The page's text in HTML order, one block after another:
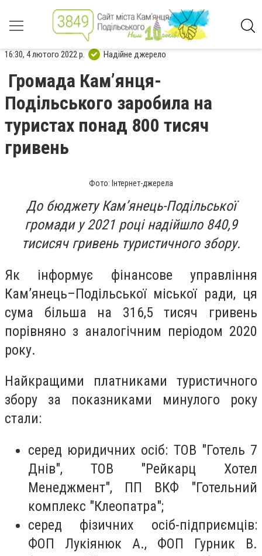
16:30, 4 лютого 2022 р. Надійне джерело
Громада Кам’янця-
Подільського заробила на
туристах понад 800 тисяч
гривень
Фото: Інтернет-джерела
До бюджету Кам’янець-Подільської
громади у 2021 році надійшло 840,9
тисисяч гривень туристичного збору.
Як інформує фінансове управління
Кам’янець–Подільської міської ради, ця
сума більша на 316,5 тисяч гривень
порівняно з аналогічним періодом 2020
року.
Найкращими платниками туристичного
збору за показниками минулого року
стали:
серед юридичних осіб: ТОВ "Готель 7
Днів", ТОВ "Рейкарц Хотел
Менеджмент", ПП ВКФ "Готельний
комплекс "Клеопатра";
серед фізичних осіб-підприємців:
ФОП Лукіянюк А., ФОП Гурник В.